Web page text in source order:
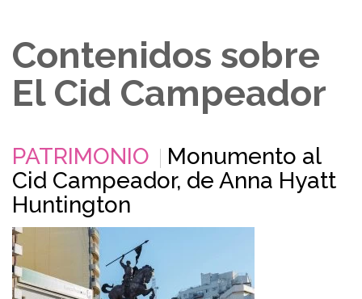
Contenidos sobre
El Cid Campeador
PATRIMONIO
Monumento al
Cid Campeador, de Anna Hyatt
Huntington